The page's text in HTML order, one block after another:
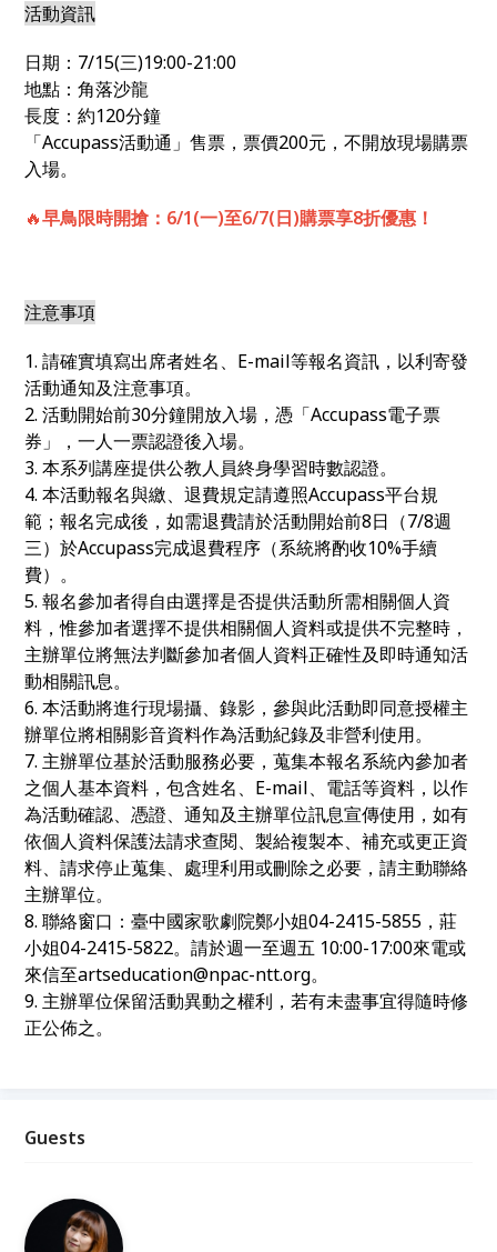
活動資訊
日期：7/15(三)19:00-21:00
地點：角落沙龍
長度：約120分鐘
「Accupass活動通」售票，票價200元，不開放現場購票
入場。
🔥早鳥限時開搶：6/1(一)至6/7(日)購票享8折優惠！
注意事項
1. 請確實填寫出席者姓名、E-mail等報名資訊，以利寄發
活動通知及注意事項。
2. 活動開始前30分鐘開放入場，憑「Accupass電子票
券」，一人一票認證後入場。
3. 本系列講座提供公教人員終身學習時數認證。
4. 本活動報名與繳、退費規定請遵照Accupass平台規
範；報名完成後，如需退費請於活動開始前8日（7/8週
三）於Accupass完成退費程序（系統將酌收10%手續
費）。
5. 報名參加者得自由選擇是否提供活動所需相關個人資
料，惟參加者選擇不提供相關個人資料或提供不完整時，
主辦單位將無法判斷參加者個人資料正確性及即時通知活
動相關訊息。
6. 本活動將進行現場攝、錄影，參與此活動即同意授權主
辦單位將相關影音資料作為活動紀錄及非營利使用。
7. 主辦單位基於活動服務必要，蒐集本報名系統內參加者
之個人基本資料，包含姓名、E-mail、電話等資料，以作
為活動確認、憑證、通知及主辦單位訊息宣傳使用，如有
依個人資料保護法請求查閱、製給複製本、補充或更正資
料、請求停止蒐集、處理利用或刪除之必要，請主動聯絡
主辦單位。
8. 聯絡窗口：臺中國家歌劇院鄭小姐04-2415-5855，莊
小姐04-2415-5822。請於週一至週五 10:00-17:00來電或
來信至artseducation@npac-ntt.org。
9. 主辦單位保留活動異動之權利，若有未盡事宜得隨時修
正公佈之。
Guests